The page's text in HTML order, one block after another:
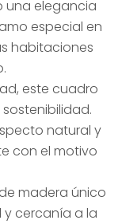
una elegancia
especial en
habitaciones
este cuadro
natural y
con el motivo
madera único
cercanía a la